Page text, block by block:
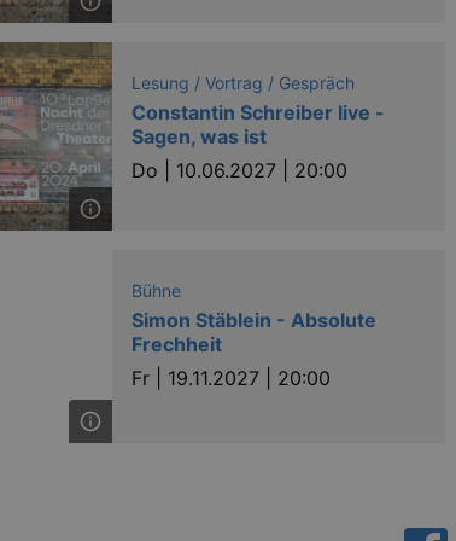
Lesung / Vortrag / Gespräch
Constantin Schreiber live -
Sagen, was ist
Do | 10.06.2027 | 20:00
Bühne
Simon Stäblein - Absolute
Frechheit
Fr | 19.11.2027 | 20:00
Google LLC
.kulturkalender-
dresden.reservix.de
2 years
.kulturkalender-
dresden.reservix.de